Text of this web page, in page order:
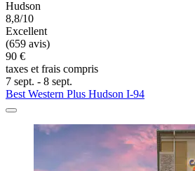
Hudson
8,8/10
Excellent
(659 avis)
90 €
taxes et frais compris
7 sept. - 8 sept.
Best Western Plus Hudson I-94